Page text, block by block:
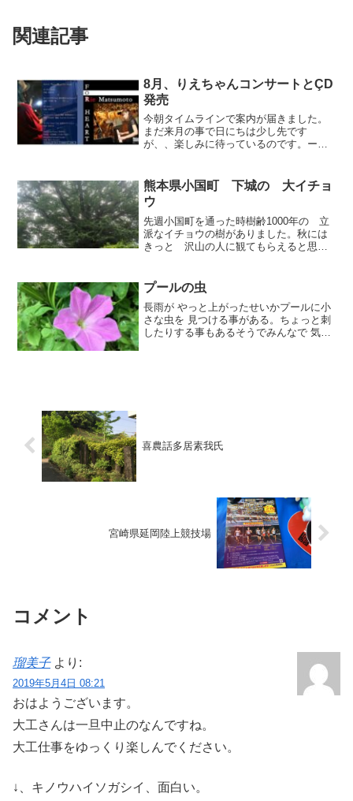
関連記事
8月、りえちゃんコンサートとÇD
発売
今朝タイムラインで案内が届きました。
まだ来月の事で日にちは少し先です
が、、楽しみに待っているのです。ーー
『For Heart』の発売が8月11日に...
熊本県小国町 下城の 大イチョ
ウ
先週小国町を通った時樹齢1000年の 立
派なイチョウの樹がありました。秋には
きっと 沢山の人に観てもらえると思う
に 光る黄色い葉をひとりで想像してみ
ました。。足元には ま...
プールの虫
長雨が やっと上がったせいかプールに小
さな虫を 見つける事がある。ちょっと刺
したりする事もあるそうでみんなで 気を
喜農話多居素我氏
宮崎県延岡陸上競技場
コメント
瑠美子 より:
2019年5月4日 08:21
おはようございます。
大工さんは一旦中止のなんですね。
大工仕事をゆっくり楽しんでください。
↓、キノウハイソガシイ、面白い。